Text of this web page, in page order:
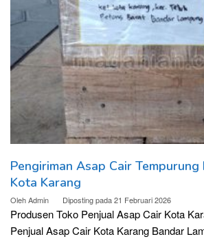
Pengiriman Asap Cair
Kota Karang
OlehAdmin Diposting pada21 Februari 2026
Produsen Toko Penjual Asap Cair Kota
Penjual Asap Cair Kota Karang Bandar